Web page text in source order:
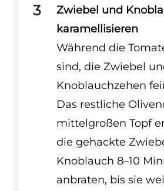
Zwiebel und
karamellisieren
Während die
sind, die Zwiebel
Knoblauchzehen
Das restliche
mittelgroßen Topf
die gehackte
Knoblauch 8–10
anbraten, bis sie